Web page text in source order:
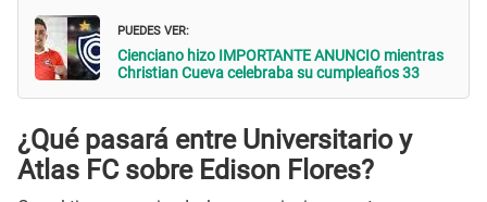
PUEDES VER:
Cienciano hizo IMPORTANTE ANUNCIO mientras
Christian Cueva celebraba su cumpleaños 33
¿Qué pasará entre Universitario y
Atlas FC sobre Edison Flores?